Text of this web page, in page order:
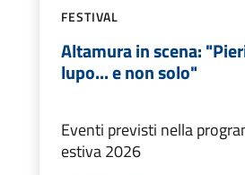
FESTIVAL
Altamura in scena:
lupo... e non solo"
Eventi previsti nella
estiva 2026